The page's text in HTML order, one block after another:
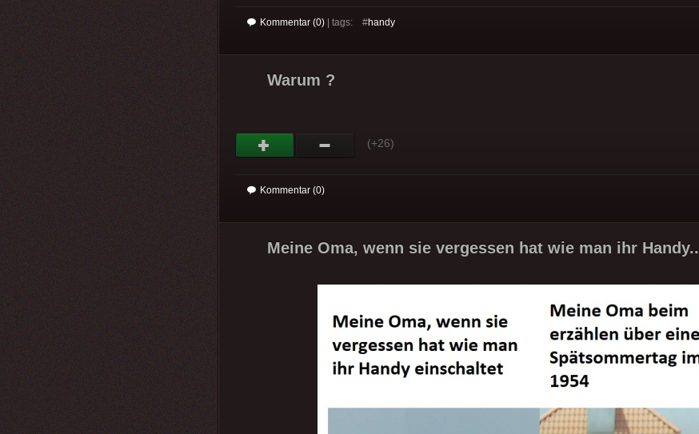
Kommentar (0) | tags: #handy
Warum ?
(+26)
Kommentar (0)
Meine Oma, wenn sie vergessen hat wie man ihr Handy..